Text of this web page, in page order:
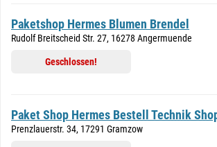
Paketshop Hermes Blumen Brendel
Rudolf Breitscheid Str. 27, 16278 Angermuende
Geschlossen!
Paket Shop Hermes Bestell Technik
Prenzlauerstr. 34, 17291 Gramzow